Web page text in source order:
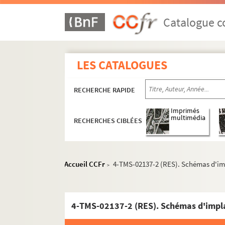
Catalogue
LES CATALOGUES
RECHERCHE RAPIDE
RECHERCHES CIBLÉES
Imprimés
multimédia
Accueil CCFr > 4-TMS-02137-2 (RES). Schémas
4-TMS-02137-2 (RES). Schémas
Première idylle : pièce en 2 tableaux. Entre
Emmet Lavery. La première légion : pièce en
René Fauchois. Prenez garde à la peinture :
Roger-Ferdinand. Le président Haudecoeur
Maurice Hennequin, Pierre Veber. La
Maurice Lemoine. Presque tous !... : pièce en
Maurice Desvallières. Prête-moi ta femme :
Jacques Deval. La prétentaine : comédie en
Adolphe d'Ennery, Ferdinand Dugué. La
Gaston-Arman de Caillavet, Robert de Flers.